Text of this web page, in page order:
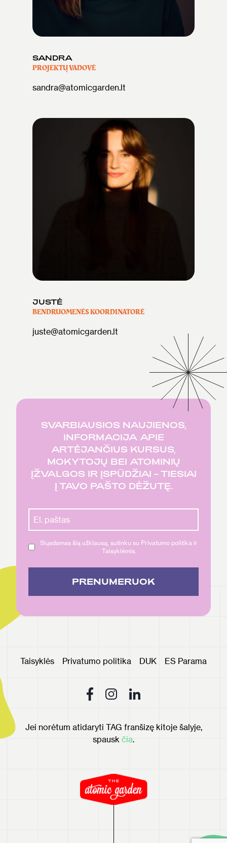
SANDRA
PROJEKTŲ VADOVĖ
sandra@atomicgarden.lt
JUSTĖ
BENDRUOMENĖS KOORDINATORĖ
juste@atomicgarden.lt
SVARBIAUSIOS NAUJIENOS,
INFORMACIJA APIE
ARTĖJANČIUS KURSUS,
MOKYTOJŲ BEI ATOMINIŲ
ĮŽVALGOS IR ĮSPŪDŽIAI – TIESIAI
Į TAVO PAŠTO DĖŽUTĘ.
Siųsdamas šią užklausą, sutinku su Privatumo politika ir
Taisyklėmis.
PRENUMERUOK
Taisyklės Privatumo politika DUK ES Parama
Jei norėtum atidaryti TAG franšizę kitoje šalyje,
spausk čia.